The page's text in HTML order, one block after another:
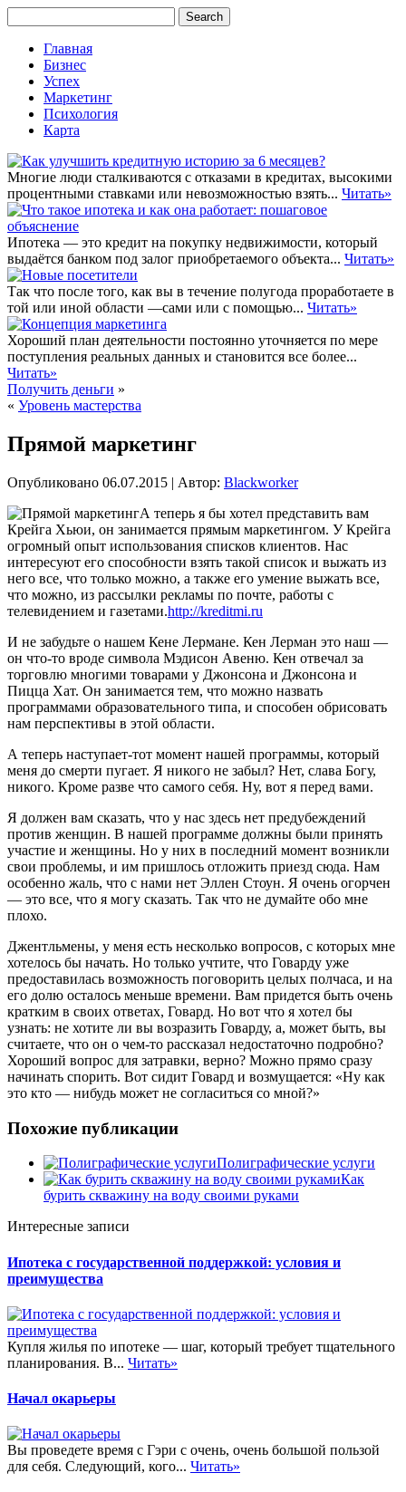
Главная
Бизнес
Успех
Маркетинг
Психология
Карта
Многие люди сталкиваются с отказами в кредитах, высокими
процентными ставками или невозможностью взять... Читать»
Ипотека — это кредит на покупку недвижимости, который
выдаётся банком под залог приобретаемого объекта... Читать»
Так что после того, как вы в течение полугода проработаете в
той или иной области —сами или с помощью... Читать»
Хороший план деятельности постоянно уточняется по мере
поступления реальных данных и становится все более...
Читать»
Получить деньги »
« Уровень мастерства
Прямой маркетинг
Опубликовано 06.07.2015 | Автор: Blackworker
А теперь я бы хотел представить вам
Крейга Хьюи, он занимается прямым маркетингом. У Крейга
огромный опыт использования списков клиентов. Нас
интересуют его способности взять такой список и выжать из
него все, что только можно, а также его умение выжать все,
что можно, из рассылки рекламы по почте, работы с
телевидением и газетами.http://kreditmi.ru
И не забудьте о нашем Кене Лермане. Кен Лерман это наш —
он что-то вроде символа Мэдисон Авеню. Кен отвечал за
торговлю многими товарами у Джонсона и Джонсона и
Пицца Хат. Он занимается тем, что можно назвать
программами образовательного типа, и способен обрисовать
нам перспективы в этой области.
А теперь наступает-тот момент нашей программы, который
меня до смерти пугает. Я никого не забыл? Нет, слава Богу,
никого. Кроме разве что самого себя. Ну, вот я перед вами.
Я должен вам сказать, что у нас здесь нет предубеждений
против женщин. В нашей программе должны были принять
участие и женщины. Но у них в последний момент возникли
свои проблемы, и им пришлось отложить приезд сюда. Нам
особенно жаль, что с нами нет Эллен Стоун. Я очень огорчен
— это все, что я могу сказать. Так что не думайте обо мне
плохо.
Джентльмены, у меня есть несколько вопросов, с которых мне
хотелось бы начать. Но только учтите, что Говарду уже
предоставилась возможность поговорить целых полчаса, и на
его долю осталось меньше времени. Вам придется быть очень
кратким в своих ответах, Говард. Но вот что я хотел бы
узнать: не хотите ли вы возразить Говарду, а, может быть, вы
считаете, что он о чем-то рассказал недостаточно подробно?
Хороший вопрос для затравки, верно? Можно прямо сразу
начинать спорить. Вот сидит Говард и возмущается: «Ну как
это кто — нибудь может не согласиться со мной?»
Похожие публикации
Полиграфические услуги
Как
бурить скважину на воду своими руками
Интересные записи
Ипотека с государственной поддержкой: условия и
преимущества
Купля жилья по ипотеке — шаг, который требует тщательного
планирования. В... Читать»
Начал окарьеры
Вы проведете время с Гэри с очень, очень большой пользой
для себя. Следующий, кого... Читать»